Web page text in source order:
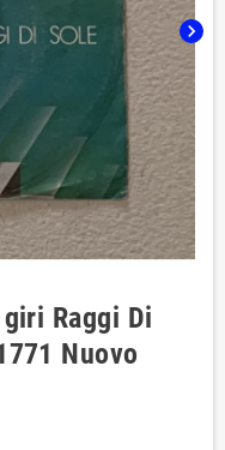
chevron_right
Raggi Di
Nuovo